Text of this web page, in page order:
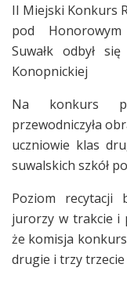
II Miejski Konkurs
pod
Suwałk odbył
Konopnickiej
Na konkurs
przewodniczyła
uczniowie klas
suwalskich szkół
Poziom recytacji
jurorzy w trakcie i
że komisja
drugie i trzy trzecie